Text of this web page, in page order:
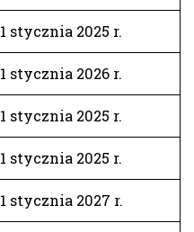
1 stycznia 2025 r.
1 stycznia 2026 r.
1 stycznia 2025 r.
1 stycznia 2025 r.
1 stycznia 2027 r.